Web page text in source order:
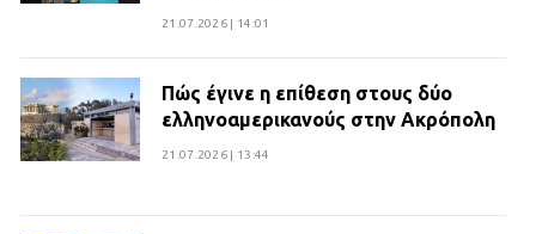
21.07.2026 | 14:01
Πώς έγινε η επίθεση στους δύο
ελληνοαμερικανούς στην Ακρόπολη
21.07.2026 | 13:44